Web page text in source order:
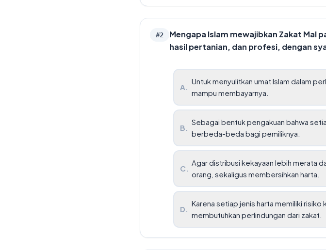
#2
Mengapa Islam mewajibkan Zakat Mal
hasil pertanian, dan profesi, dengan
A.
Untuk menyulitkan umat Islam dalam
mampu membayarnya.
B.
Sebagai bentuk pengakuan bahwa
berbeda-beda bagi pemiliknya.
C.
Agar distribusi kekayaan lebih merata
orang, sekaligus membersihkan harta.
D.
Karena setiap jenis harta memiliki
membutuhkan perlindungan dari zakat.